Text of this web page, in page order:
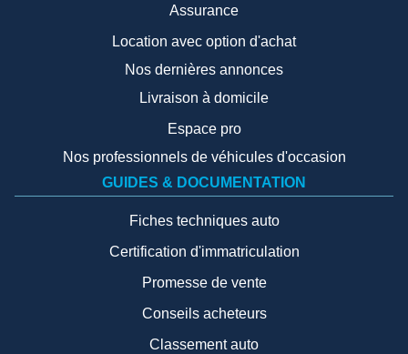
Assurance
Location avec option d'achat
Nos dernières annonces
Livraison à domicile
Espace pro
Nos professionnels de véhicules d'occasion
GUIDES & DOCUMENTATION
Fiches techniques auto
Certification d'immatriculation
Promesse de vente
Conseils acheteurs
Classement auto